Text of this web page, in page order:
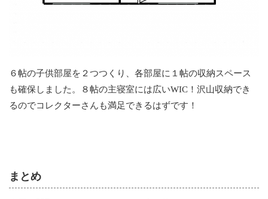
６帖の子供部屋を２つつくり、各部屋に１帖の収納スペース
も確保しました。８帖の主寝室には広いWIC！沢山収納でき
るのでコレクターさんも満足できるはずです！
まとめ